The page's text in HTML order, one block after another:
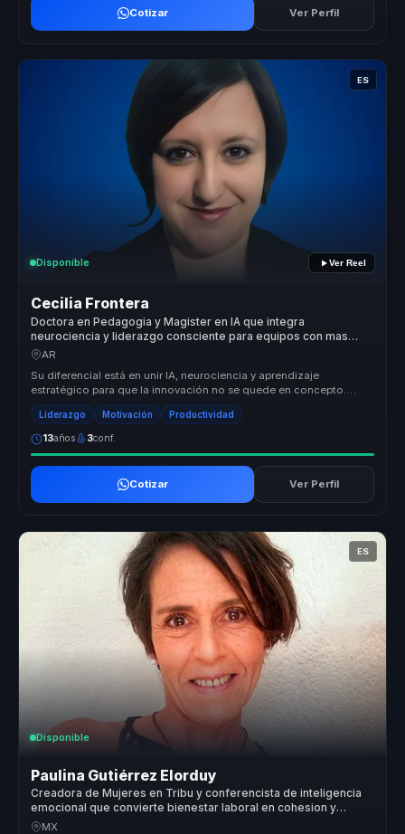
Cotizar Ver Perfil
ES
Disponible Ver Reel
Cecilia Frontera
Doctora en Pedagogia y Magister en IA que integra
neurociencia y liderazgo consciente para equipos con mas
aprendizaje y productividad.
AR
Su diferencial está en unir IA, neurociencia y aprendizaje
estratégico para que la innovación no se quede en concepto.
Convierte tendenci...
Liderazgo Motivación Productividad
13años 3conf.
Cotizar Ver Perfil
ES
Disponible
Paulina Gutiérrez Elorduy
Creadora de Mujeres en Tribu y conferencista de inteligencia
emocional que convierte bienestar laboral en cohesion y
productividad para equipos.
MX